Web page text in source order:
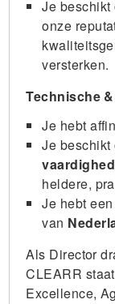
Je
onze
versterken.
Technische
Je hebt
Je
heldere,
Je hebt
van
Als Director
CLEARR
Excellence,